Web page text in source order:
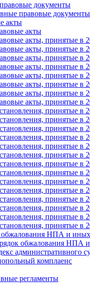
документы
правовые документы
акты
акты
акты, принятые в
акты, принятые в
акты, принятые в
акты, принятые в
акты, принятые в
акты, принятые в
акты, принятые в
акты, принятые в
принятые в
принятые в
принятые в
принятые в
принятые в
принятые в
принятые в
принятые в
принятые в
принятые в
принятые в
принятые в
принятые в
принятые в
обжалования НПА и
обжалования НПА
административного
комплаенс
регламенты